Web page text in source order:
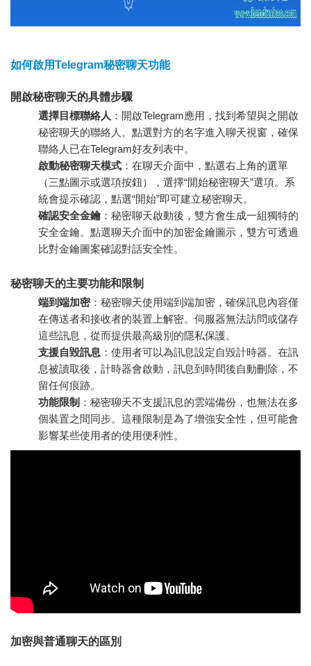
如何啟用Telegram秘密聊天功能
開啟秘密聊天的具體步驟
選擇目標聯絡人 ：開啟Telegram應用，找到希望與之開啟
秘密聊天的聯絡人。點選對方的名字進入聊天視窗，確保
聯絡人已在Telegram好友列表中。
啟動秘密聊天模式 ：在聊天介面中，點選右上角的選單
（三點圖示或選項按鈕），選擇“開始秘密聊天”選項。系
統會提示確認，點選“開始”即可建立秘密聊天。
確認安全金鑰：秘密聊天啟動後，雙方會生成一組獨特的
安全金鑰。點選聊天介面中的加密金鑰圖示，雙方可透過
比對金鑰圖案確認對話安全性。
秘密聊天的主要功能和限制
端到端加密：秘密聊天使用端到端加密，確保訊息內容僅
在傳送者和接收者的裝置上解密。伺服器無法訪問或儲存
這些訊息，從而提供最高級別的隱私保護。
支援自毀訊息 ：使用者可以為訊息設定自毀計時器。在訊
息被讀取後，計時器會啟動，訊息到時間後自動刪除，不
留任何痕跡。
功能限制 ：秘密聊天不支援訊息的雲端備份，也無法在多
個裝置之間同步。這種限制是為了增強安全性，但可能會
影響某些使用者的使用便利性。
加密與普通聊天的區別